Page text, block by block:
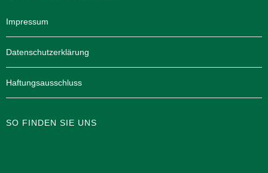
Impressum
Datenschutzerklärung
Haftungsausschluss
SO FINDEN SIE UNS